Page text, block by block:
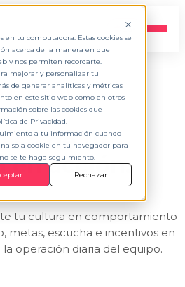
en tu computadora. Estas cookies se
acerca de la manera en que
y nos permiten recordarte.
mejorar y personalizar tu
de generar analíticas y métricas
en este sitio web como en otros
sobre las cookies que
de Privacidad.
a tu información cuando
sola cookie en tu navegador para
se te haga seguimiento.
Rechazar
ES
BEAT
de tu
en acción.
tu cultura en comportamiento
metas, escucha e incentivos en
la operación diaria del equipo.